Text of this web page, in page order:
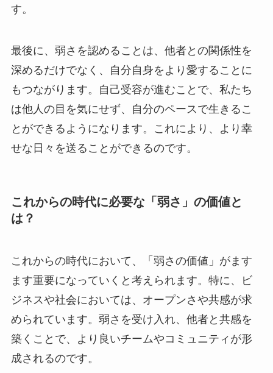
す。
最後に、弱さを認めることは、他者との関係性を
深めるだけでなく、自分自身をより愛することに
もつながります。自己受容が進むことで、私たち
は他人の目を気にせず、自分のペースで生きるこ
とができるようになります。これにより、より幸
せな日々を送ることができるのです。
これからの時代に必要な「弱さ」の価値と
は？
これからの時代において、「弱さの価値」がます
ます重要になっていくと考えられます。特に、ビ
ジネスや社会においては、オープンさや共感が求
められています。弱さを受け入れ、他者と共感を
築くことで、より良いチームやコミュニティが形
成されるのです。